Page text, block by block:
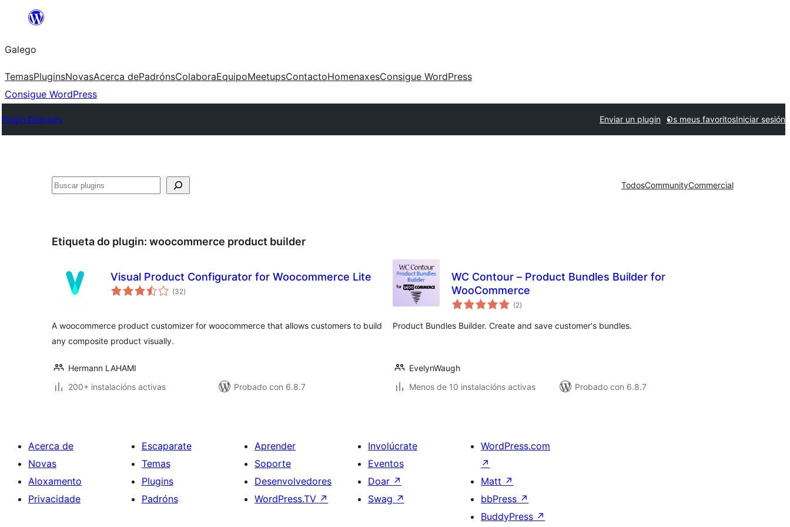
Saltar
contido
Galego
TemasPluginsNovasAcerca dePadrónsColaboraEquipoMeetupsContactoHomenaxesConsigue WordPress
Consigue WordPress
Plugin Directory Enviar un plugin Os meus favoritosIniciar sesión
Buscar TodosCommunityCommercial
Etiqueta do plugin: woocommerce product builder
Visual Product Configurator for Woocommerce Lite
(32valoracións
totais
)
A woocommerce product customizer for woocommerce that allows customers to build
any composite product visually.
Hermann LAHAMI
200+ instalacións activas
Probado con 6.8.7
WC Contour – Product Bundles Builder for
WooCommerce
(2valoracións
totais
)
Product Bundles Builder. Create and save customer's bundles.
EvelynWaugh
Menos de 10 instalacións activas
Probado con 6.8.7
Acerca de
Novas
Aloxamento
Privacidade
Escaparate
Temas
Plugins
Padróns
Aprender
Soporte
Desenvolvedores
WordPress.TV ↗
Involúcrate
Eventos
Doar ↗
Swag ↗
WordPress.com
↗
Matt ↗
bbPress ↗
BuddyPress ↗